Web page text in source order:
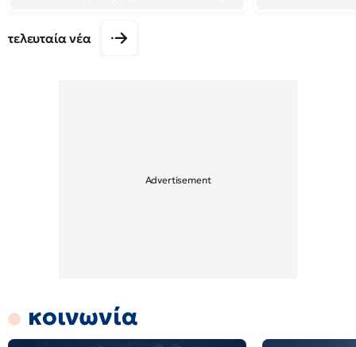
τελευταία νέα
κοινωνία